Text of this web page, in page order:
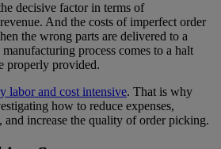
decisive factor in terms of
And the costs of imperfect order
the wrong parts are delivered to a
process comes to a halt
properly provided.
labor and cost intensive. That is why
how to reduce expenses,
and increase the quality of order picking.